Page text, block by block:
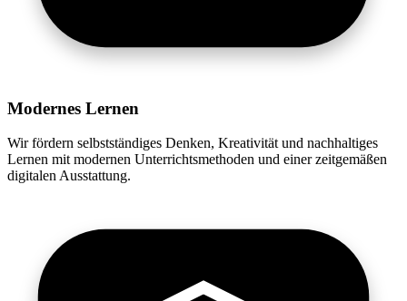
Modernes Lernen
Wir fördern selbstständiges Denken, Kreativität und nachhaltiges
Lernen mit modernen Unterrichtsmethoden und einer zeitgemäßen
digitalen Ausstattung.